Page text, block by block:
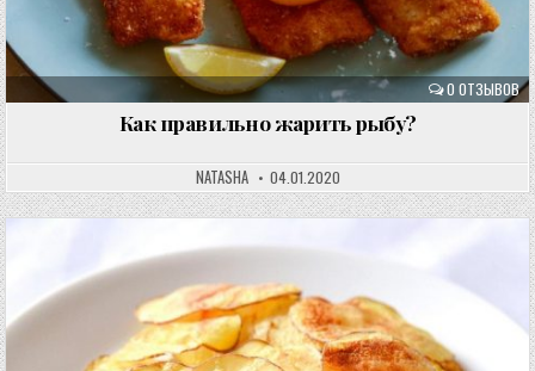
0 ОТЗЫВОВ
Как правильно жарить рыбу?
NATASHA 04.01.2020